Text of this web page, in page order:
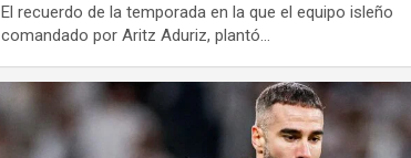
El recuerdo de la temporada en la que el equipo isleño
comandado por Aritz Aduriz, plantó…